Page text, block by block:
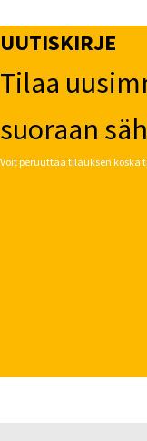
UUTISKIRJE
Tilaa
suoraan
Voit peruuttaa tilauksen koska